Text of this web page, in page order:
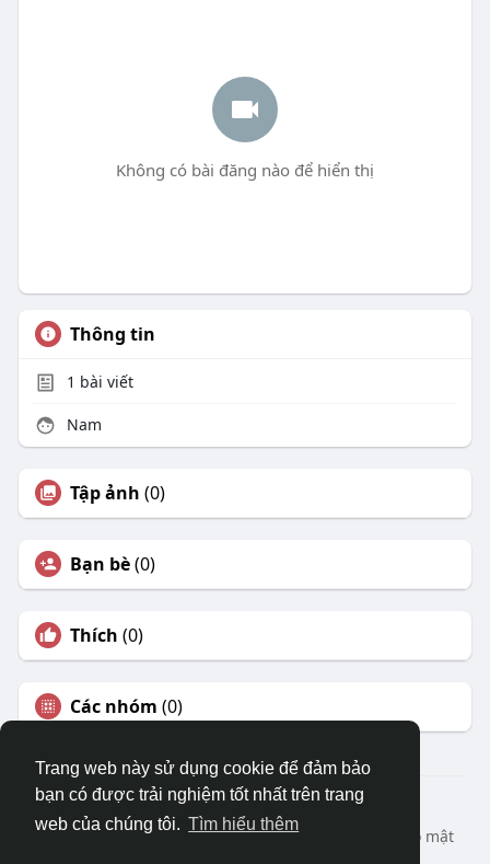
Trang web này sử dụng cookie để đảm bảo
bạn có được trải nghiệm tốt nhất trên trang
web của chúng tôi. Tìm hiểu thêm
Không có bài đăng nào để hiển thị
Thông tin
1 bài viết
Nam
Tập ảnh (0)
Bạn bè(0)
Thích (0)
Các nhóm (0)
© 2026 DRVIET.COM
Nhà
Bao Quát Liên hệ chúng tôi
Chính sách bảo mật